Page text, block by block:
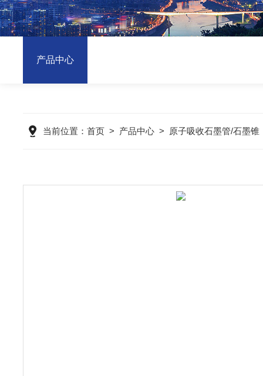
产品中心
当前位置： 首页 > 产品中心 > 原子吸收石墨管/石墨锥